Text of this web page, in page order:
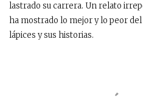
lastrado su carrera. Un relato
ha mostrado lo mejor y lo peor
lápices y sus historias.